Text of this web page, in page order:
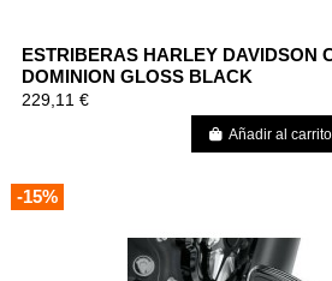
ESTRIBERAS HARLEY DAVIDSON
DOMINION GLOSS BLACK
229,11 €
Añadir al carrito
-15%